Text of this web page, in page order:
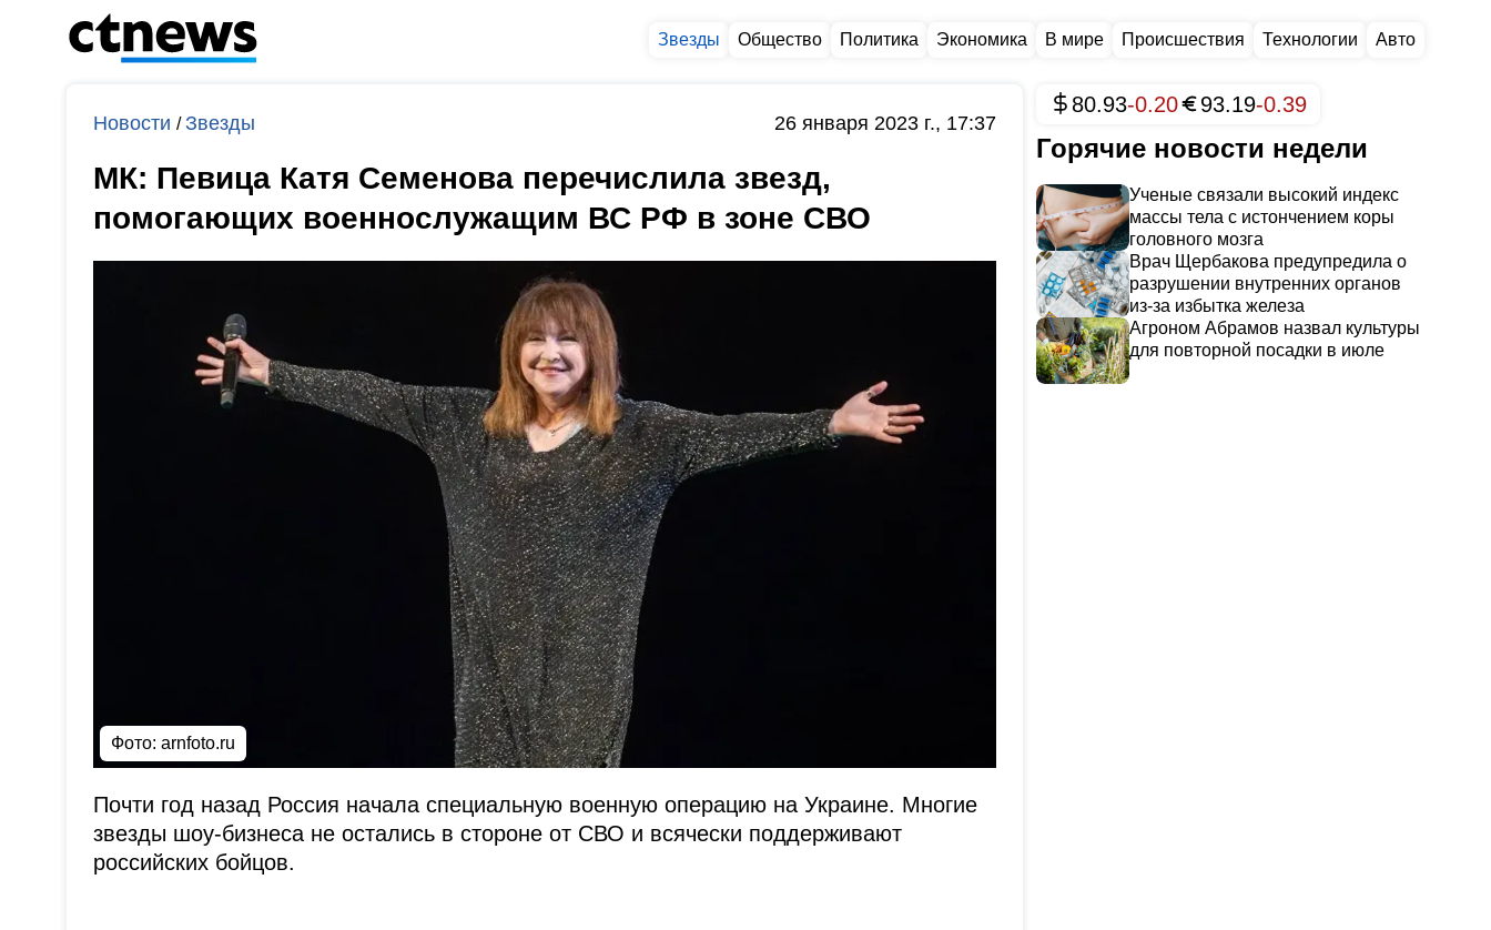
Звезды Общество Политика Экономика В мире Происшествия Технологии Авто
Новости /Звезды 26 января 2023 г., 17:37
МК: Певица Катя Семенова перечислила звезд,
помогающих военнослужащим ВС РФ в зоне СВО
Фото: arnfoto.ru
Почти год назад Россия начала специальную военную операцию на Украине. Многие
звезды шоу-бизнеса не остались в стороне от СВО и всячески поддерживают
российских бойцов.
80.93-0.20 93.19-0.39
Горячие новости недели
Ученые связали высокий индекс
массы тела с истончением коры
головного мозга
Врач Щербакова предупредила о
разрушении внутренних органов
из-за избытка железа
Агроном Абрамов назвал культуры
для повторной посадки в июле